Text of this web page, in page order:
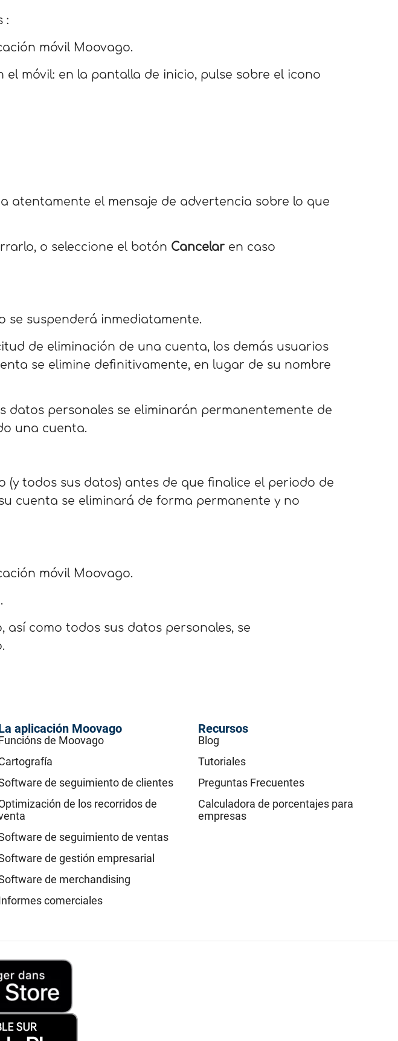
:
móvil Moovago.
móvil: en la pantalla de inicio, pulse sobre el icono
atentamente el mensaje de advertencia sobre lo que
o seleccione el botón Cancelar en caso
se suspenderá inmediatamente.
de eliminación de una cuenta, los demás usuarios
se elimine definitivamente, en lugar de su nombre
datos personales se eliminarán permanentemente de
una cuenta.
todos sus datos) antes de que finalice el periodo de
cuenta se eliminará de forma permanente y no
móvil Moovago.
como todos sus datos personales, se
aplicación Moovago
de Moovago
de seguimiento de clientes
de los recorridos de
de seguimiento de ventas
de gestión empresarial
de merchandising
comerciales
Recursos
Blog
Tutoriales
Preguntas Frecuentes
Calculadora de porcentajes para
empresas